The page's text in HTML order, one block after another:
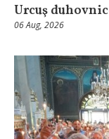
Urcuş
06 Aug, 2026